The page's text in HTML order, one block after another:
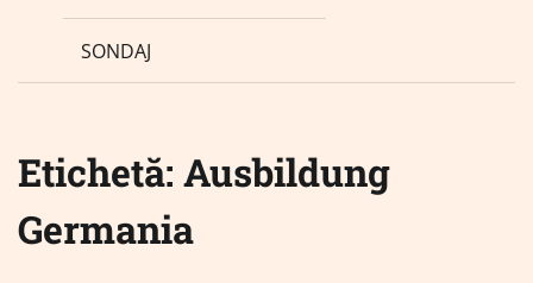
SONDAJ
Etichetă: Ausbildung
Germania